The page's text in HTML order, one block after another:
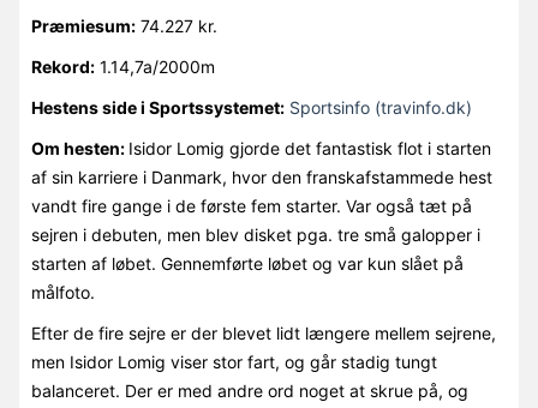
Præmiesum:74.227 kr.
Rekord:1.14,7a/2000m
Hestens side i Sportssystemet: Sportsinfo (travinfo.dk)
Om hesten: Isidor Lomig gjorde det fantastisk flot i starten
af sin karriere i Danmark, hvor den franskafstammede hest
vandt fire gange i de første fem starter. Var også tæt på
sejren i debuten, men blev disket pga. tre små galopper i
starten af løbet. Gennemførte løbet og var kun slået på
målfoto.
Efter de fire sejre er der blevet lidt længere mellem sejrene,
men Isidor Lomig viser stor fart, og går stadig tungt
balanceret. Der er med andre ord noget at skrue på, og